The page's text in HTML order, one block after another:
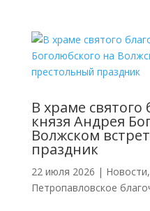
В храме святого
князя Андрея
Волжском
праздник
22 июля 2026 | Новости,
Петропавловское